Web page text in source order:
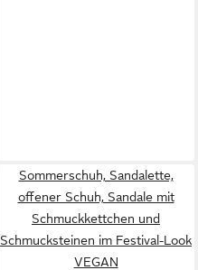
Sommerschuh, Sandalette,
offener Schuh, Sandale mit
Schmuckkettchen und
Schmucksteinen im Festival-Look
VEGAN